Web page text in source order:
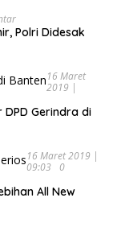
Polri Didesak
16 Maret
2019 |
Gerindra di
16 Maret 2019 |
09:03
0
All New